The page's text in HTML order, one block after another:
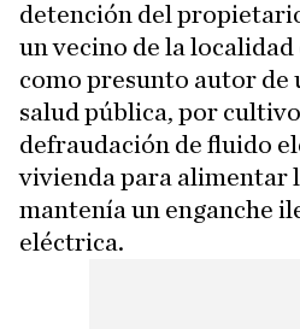
detención del
un vecino de la localidad
como presunto autor de
salud pública, por
defraudación de fluido
vivienda para alimentar
mantenía un enganche
eléctrica.